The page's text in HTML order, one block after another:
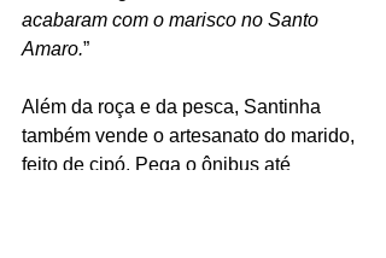
acabaram com o marisco no Santo
Amaro.”
Além da roça e da pesca, Santinha
também vende o artesanato do marido,
feito de cipó. Pega o ônibus até